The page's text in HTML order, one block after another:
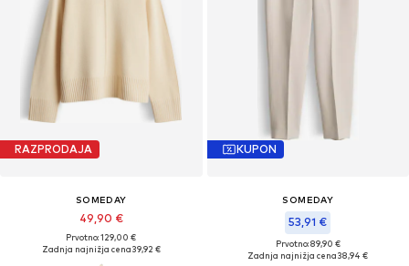
RAZPRODAJA
SOMEDAY
49,90 €
Prvotno: 129,00 €
Zadnja najnižja cena39,92 €
KUPON
SOMEDAY
53,91 €
Prvotno: 89,90 €
Zadnja najnižja cena38,94 €